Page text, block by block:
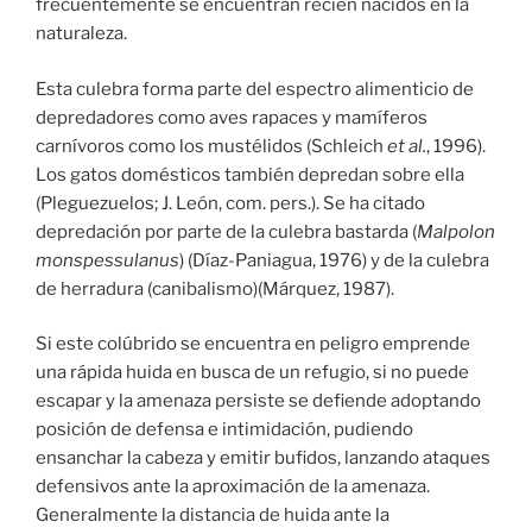
frecuentemente se encuentran recién nacidos en la
naturaleza.
Esta culebra forma parte del espectro alimenticio de
depredadores como aves rapaces y mamíferos
carnívoros como los mustélidos (Schleich et al., 1996).
Los gatos domésticos también depredan sobre ella
(Pleguezuelos; J. León, com. pers.). Se ha citado
depredación por parte de la culebra bastarda (Malpolon
monspessulanus) (Díaz-Paniagua, 1976) y de la culebra
de herradura (canibalismo)(Márquez, 1987).
Si este colúbrido se encuentra en peligro emprende
una rápida huida en busca de un refugio, si no puede
escapar y la amenaza persiste se defiende adoptando
posición de defensa e intimidación, pudiendo
ensanchar la cabeza y emitir bufidos, lanzando ataques
defensivos ante la aproximación de la amenaza.
Generalmente la distancia de huida ante la